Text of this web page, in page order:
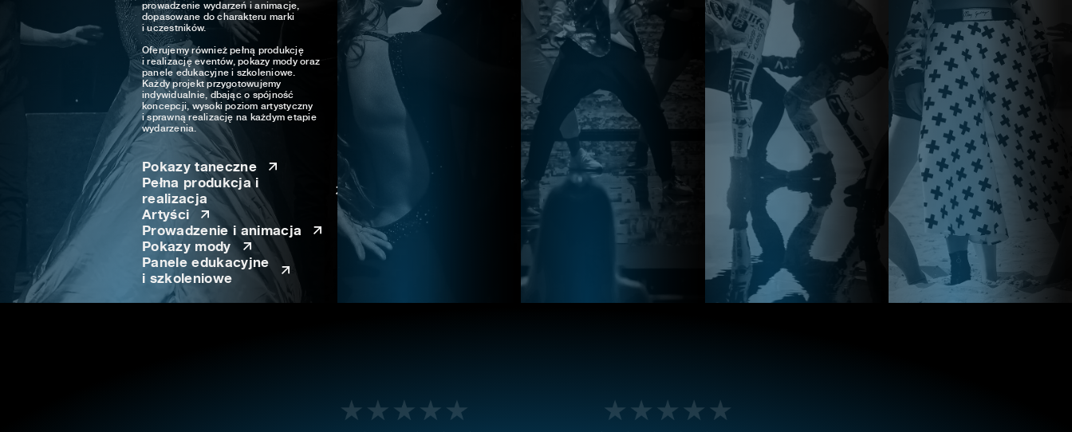
prowadzenie wydarzeń i animacje,
dopasowane do charakteru marki
i uczestników.
Oferujemy również pełną produkcję
i realizację eventów, pokazy mody oraz
panele edukacyjne i szkoleniowe.
Każdy projekt przygotowujemy
indywidualnie, dbając o spójność
koncepcji, wysoki poziom artystyczny
i sprawną realizację na każdym etapie
wydarzenia.
Pokazy taneczne
Pełna produkcja i
realizacja
Artyści
Prowadzenie i animacja
Pokazy mody
Panele edukacyjne
i szkoleniowe